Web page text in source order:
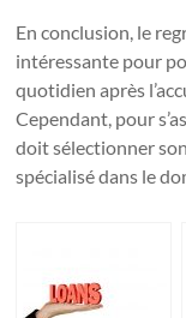
En conclusion, le
intéressante pour
quotidien après
Cependant, pour
doit sélectionner
spécialisé dans le